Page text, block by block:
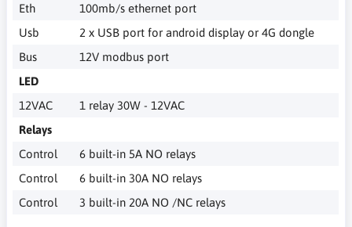
Eth
100mb/s ethernet port
Usb
2 x USB port for android display or 4G dongle
Bus
12V modbus port
LED
12VAC
1 relay 30W - 12VAC
Relays
Control
6 built-in 5A NO relays
Control
6 built-in 30A NO relays
Control
3 built-in 20A NO /NC relays